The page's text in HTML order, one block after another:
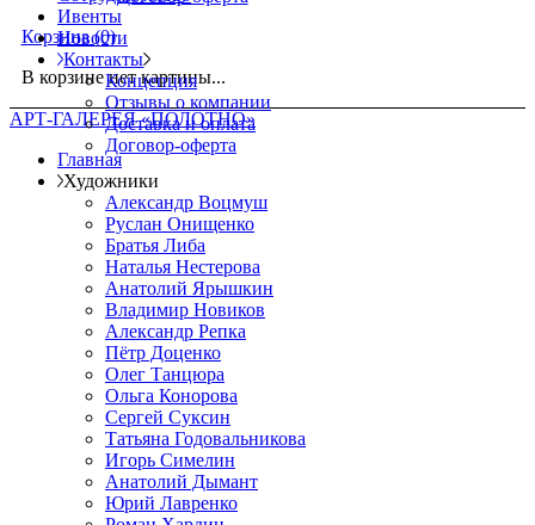
Корзина (0)
В корзине нет картины...
АРТ-ГАЛЕРЕЯ «ПОЛОТНО»
Главная
Художники
Александр Воцмуш
Руслан Онищенко
Братья Либа
Наталья Нестерова
Анатолий Ярышкин
Владимир Новиков
Александр Репка
Пётр Доценко
Олег Танцюра
Ольга Конорова
Сергей Суксин
Татьяна Годовальникова
Игорь Симелин
Анатолий Дымант
Юрий Лавренко
Ивенты
Новости
Контакты
Концепция
Отзывы о компании
Доставка и оплата
Договор-оферта